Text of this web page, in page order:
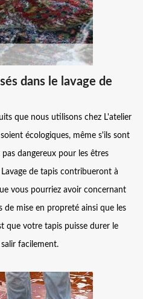
dans le lavage de
que nous utilisons chez L'atelier
écologiques, même s'ils sont
dangereux pour les êtres
de tapis contribueront à
vous pourriez avoir concernant
mise en propreté ainsi que les
que votre tapis puisse durer le
facilement.